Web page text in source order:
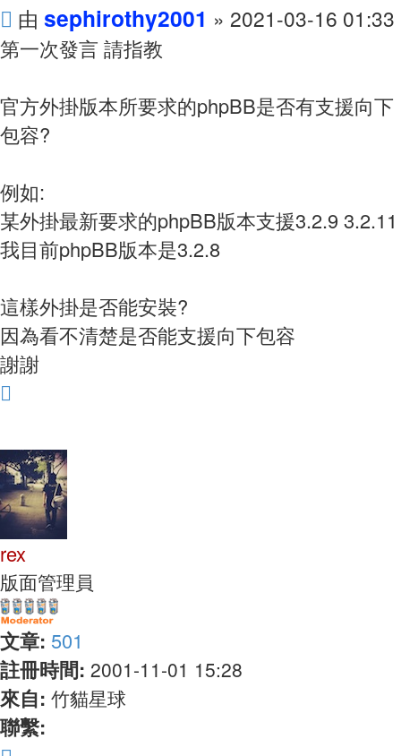
言
文
章
由 sephirothy2001 » 2021-03-16 01:33
第一次發言 請指教
官方外掛版本所要求的phpBB是否有支援向下
包容?
例如:
某外掛最新要求的phpBB版本支援3.2.9 3.2.11
我目前phpBB版本是3.2.8
這樣外掛是否能安裝?
因為看不清楚是否能支援向下包容
謝謝
端
rex
版面管理員
文章: 501
註冊時間: 2001-11-01 15:28
來自: 竹貓星球
聯繫: